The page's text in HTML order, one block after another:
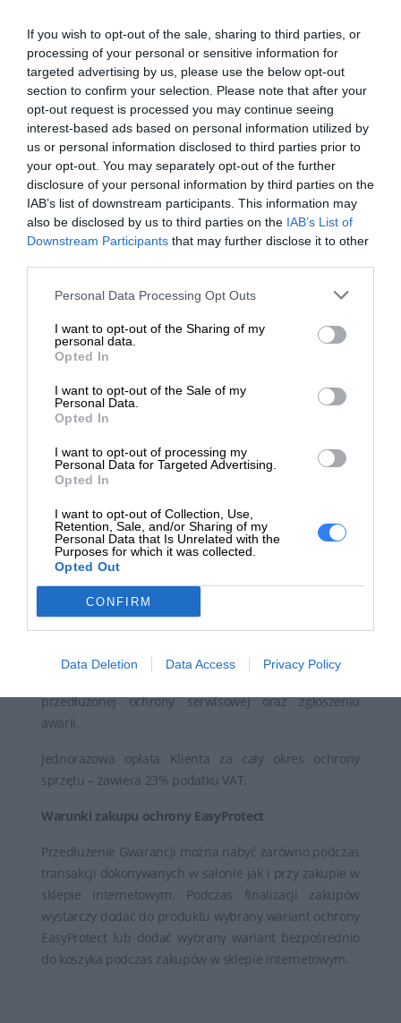
If you wish to opt-out of the sale, sharing to third parties, or
processing of your personal or sensitive information for
targeted advertising by us, please use the below opt-out
section to confirm your selection. Please note that after your
opt-out request is processed you may continue seeing
interest-based ads based on personal information utilized by
us or personal information disclosed to third parties prior to
your opt-out. You may separately opt-out of the further
disclosure of your personal information by third parties on the
IAB’s list of downstream participants. This information may
also be disclosed by us to third parties on the IAB’s List of
Downstream Participants that may further disclose it to other
Personal Data Processing Opt Outs
I want to opt-out of the Sharing of my
personal data.
Opted In
I want to opt-out of the Sale of my
Personal Data.
Opted In
I want to opt-out of processing my
Personal Data for Targeted Advertising.
Opted In
I want to opt-out of Collection, Use,
Retention, Sale, and/or Sharing of my
Personal Data that Is Unrelated with the
Purposes for which it was collected.
Opted Out
CONFIRM
Data Deletion Data Access Privacy Policy
Najważniejsze zapisy Ogólnych Warunków Ochrony
Serwisowej EasyProtect:
EasyProtect zapewnia ochronę sprzętu w wypadku jego
awarii w okresie objętym dodatkową ochroną, trwającą
aż do 36 miesięcy od daty ustania gwarancji
producenta.
Przedłużona ochrona serwisowa jest realizowana na
warunkach tożsamych z gwarancją jakości producenta
sprzętu – obejmuje wszelkiego rodzaju awarie, które nie
sprzęt zakupiony zarówno przez osoby prywatne, firmy,
jak i instytucje.
Przedłużona ochrona serwisowa jest na stałe
przypisana do sprzętu, co podnosi jego wartość przy
Suma gwarancyjna jest równa kwocie brutto
Naprawy realizowane są w serwisach autoryzowanych
do sumy gwarancyjnej lub następuje wymiana sprzętu.
Realizacja napraw w trybie door to door – wysyłka
kurierem lub onsite u Klienta.
przedłużonej ochrony serwisowej oraz zgłoszeniu
awarii.
Jednorazowa opłata Klienta za cały okres ochrony
sprzętu – zawiera 23% podatku VAT.
Warunki zakupu ochrony EasyProtect
Przedłużenie Gwarancji można nabyć zarówno podczas
transakcji dokonywanych w salonie jak i przy zakupie w
sklepie internetowym. Podczas finalizacji zakupów
wystarczy dodać do produktu wybrany wariant ochrony
EasyProtect lub dodać wybrany wariant bezpośrednio
do koszyka podczas zakupów w sklepie internetowym.